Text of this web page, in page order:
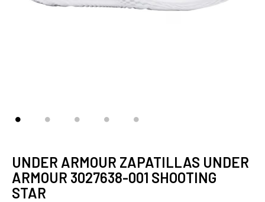
UNDER ARMOUR ZAPATILLAS UNDER
ARMOUR 3027638-001 SHOOTING
STAR